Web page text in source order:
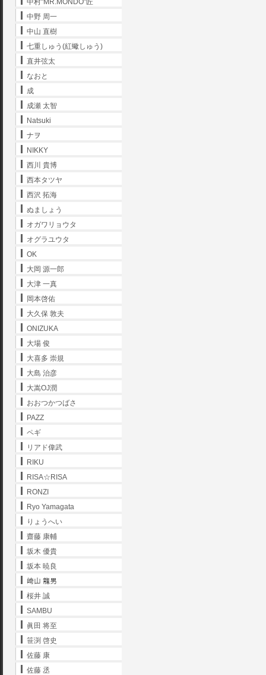
中村"MR.MONDO"匠
中野 周一
中山 直樹
七重しゅう(紅蠍しゅう)
直井弦太
なおと
成
成瀬 太智
Natsuki
ナヲ
NIKKY
西川 貴博
西本タツヤ
西沢 拓海
ぬましょう
オガワリョウタ
オグラユウタ
OK
大岡 源一郎
大津 一真
岡本啓佑
大久保 敦夫
ONIZUKA
大場 俊
大喜多 崇規
大島 治彦
大嵩OJ潤
おおつかつばさ
PAZZ
ペギ
リアド偉武
RIKU
RISA☆RISA
RONZI
Ryo Yamagata
りょうへい
齋藤 康輔
坂木 優貴
坂本 暁良
﨑山 龍男
桜井 誠
SAMBU
眞田 将至
笹渕 啓史
佐藤 康
佐藤 丞